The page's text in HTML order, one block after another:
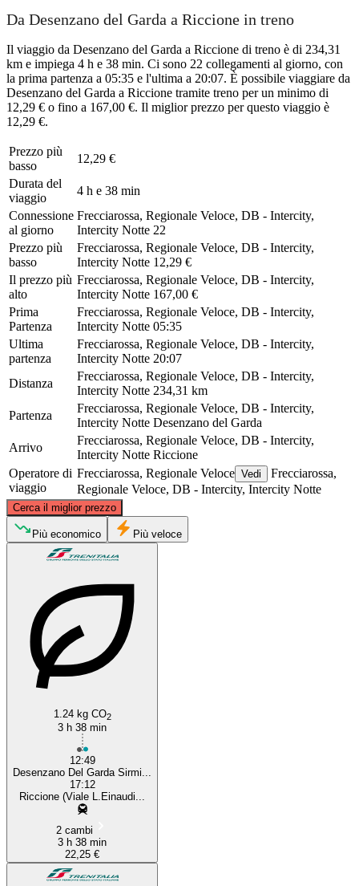
Da Desenzano del Garda a Riccione in treno
Il viaggio da Desenzano del Garda a Riccione di treno è di 234,31
km e impiega 4 h e 38 min. Ci sono 22 collegamenti al giorno, con
la prima partenza a 05:35 e l'ultima a 20:07. È possibile viaggiare da
Desenzano del Garda a Riccione tramite treno per un minimo di
12,29 € o fino a 167,00 €. Il miglior prezzo per questo viaggio è
12,29 €.
Prezzo più
basso
12,29 €
Durata del
viaggio
4 h e 38 min
Connessione
al giorno
Frecciarossa, Regionale Veloce, DB - Intercity,
Intercity Notte 22
Prezzo più
basso
Frecciarossa, Regionale Veloce, DB - Intercity,
Intercity Notte 12,29 €
Il prezzo più
alto
Frecciarossa, Regionale Veloce, DB - Intercity,
Intercity Notte 167,00 €
Prima
Partenza
Frecciarossa, Regionale Veloce, DB - Intercity,
Intercity Notte 05:35
Ultima
partenza
Frecciarossa, Regionale Veloce, DB - Intercity,
Intercity Notte 20:07
Distanza
Frecciarossa, Regionale Veloce, DB - Intercity,
Intercity Notte 234,31 km
Partenza
Frecciarossa, Regionale Veloce, DB - Intercity,
Intercity Notte Desenzano del Garda
Arrivo
Frecciarossa, Regionale Veloce, DB - Intercity,
Intercity Notte Riccione
Operatore di
viaggio
Frecciarossa, Regionale Veloce Vedi
Frecciarossa,
Regionale Veloce, DB - Intercity, Intercity Notte
Cerca il miglior prezzo
Desenzano del Garda
© CARTO, ©OpenStreetMapcontributors
Più economico Più veloce
1.24 kg CO2
3 h 38 min
12:49
Desenzano Del Garda Sirmi...
17:12
Riccione (Viale L.Einaudi...
2 cambi
3 h 38 min
22,25 €